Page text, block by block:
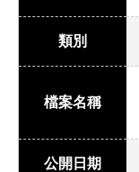
類別
檔案名稱
公開日期